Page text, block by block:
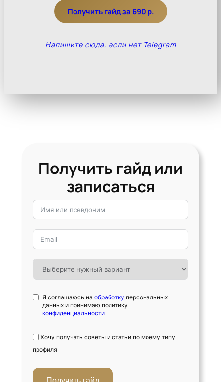
Получить гайдза 690 р.
Напишите сюда, если нет Telegram
Получить гайд или
записаться
Я соглашаюсь наобработку персональных
данных и принимаю политику
конфиденциальности
Хочу получать советы и статьи по моему типу
профиля